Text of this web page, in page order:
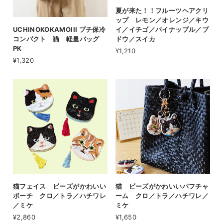
UCHINOKOKAMOIII プチ保冷
コンパクト 猫 軽量バッグ
PK
¥1,320
夏が来た！！フルーツヘアクリ
ップ レモン／オレンジ／キウ
イ／イチゴ／パイナップル／ブ
ドウ／スイカ
¥1,210
猫フェイス ビーズがかわいい
ポーチ クロ／トラ／ハチワレ
／ミケ
¥2,860
猫 ビーズがかわいいパフチャ
ーム クロ／トラ／ハチワレ／
ミケ
¥1,650